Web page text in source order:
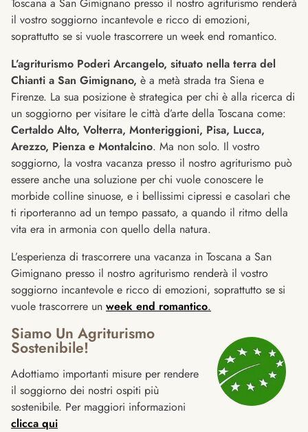
il vostro soggiorno incantevole e ricco di emozioni,
soprattutto se si vuole trascorrere un week end romantico.
L’agriturismo Poderi Arcangelo, situato nella terra del
Chianti a San Gimignano, è a metà strada tra Siena e
Firenze. La sua posizione è strategica per chi è alla ricerca di
un soggiorno per visitare le città d’arte della Toscana come:
Certaldo Alto, Volterra, Monteriggioni, Pisa, Lucca,
Arezzo, Pienza e Montalcino. Ma non solo. Il vostro
soggiorno, la vostra vacanza presso il nostro agriturismo può
essere anche una soluzione per chi vuole conoscere le
morbide colline sinuose, e i bellissimi cipressi e casolari che
ti riporteranno ad un tempo passato, a quando il ritmo della
vita era in armonia con quello della natura.
L’esperienza di trascorrere una vacanza in Toscana a San
Gimignano presso il nostro agriturismo renderà il vostro
soggiorno incantevole e ricco di emozioni, soprattutto se si
vuole trascorrere un week end romantico.
Siamo Un Agriturismo
Sostenibile!
Adottiamo importanti misure per rendere
il soggiorno dei nostri ospiti più
sostenibile. Per maggiori informazioni
clicca qui